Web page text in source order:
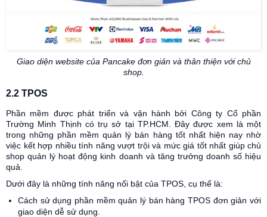
Giao diện website của Pancake đơn giản và thân thiện với chủ
shop.
2.2 TPOS
Phần mềm được phát triển và vận hành bởi Công ty Cổ phần
Trường Minh Thịnh có trụ sở tại TP.HCM. Đây được xem là một
trong những phần mềm quản lý bán hàng tốt nhất hiện nay nhờ
việc kết hợp nhiều tính năng vượt trội và mức giá tốt nhất giúp chủ
shop quản lý hoạt động kinh doanh và tăng trưởng doanh số hiệu
quả.
Dưới đây là những tính năng nổi bật của TPOS, cụ thể là:
Cách sử dụng phần mềm quản lý bán hàng TPOS đơn giản với
giao diện dễ sử dụng.